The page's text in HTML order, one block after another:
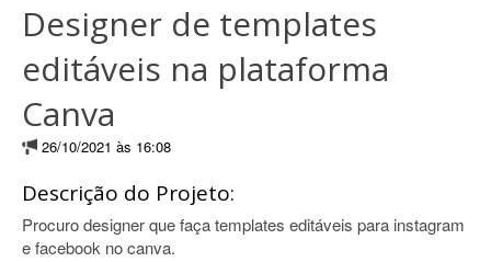
Designer de templates
editáveis na plataforma
Canva
26/10/2021 às 16:08
Descrição do Projeto:
Procuro designer que faça templates editáveis para instagram
e facebook no canva.